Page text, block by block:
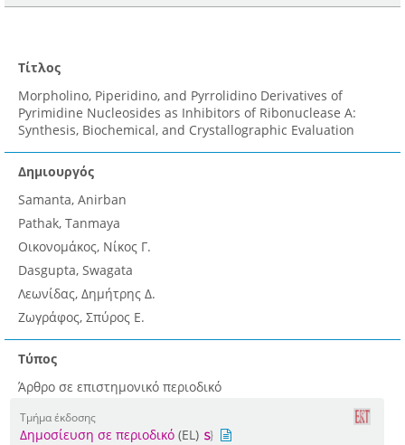
Τίτλος
Morpholino, Piperidino, and Pyrrolidino Derivatives of
Pyrimidine Nucleosides as Inhibitors of Ribonuclease A:
Synthesis, Biochemical, and Crystallographic Evaluation
Δημιουργός
Samanta, Anirban
Pathak, Tanmaya
Οικονομάκος, Νίκος Γ.
Dasgupta, Swagata
Λεωνίδας, Δημήτρης Δ.
Ζωγράφος, Σπύρος Ε.
Τύπος
Άρθρο σε επιστημονικό περιοδικό
Τμήμα έκδοσης
Δημοσίευση σε περιοδικό (EL)